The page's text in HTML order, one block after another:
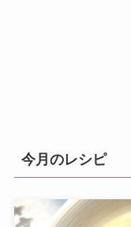
今月のレシピ